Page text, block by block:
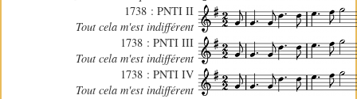
1738 : PNTI II
Tout cela m'est indifférent
1738 : PNTI III
Tout cela m'est indifférent
1738 : PNTI IV
Tout cela m'est indifférent